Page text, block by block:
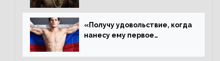
пауза», сообщает Стерлинг
ответил Сехудо
«Получу удовольствие, когда
нанесу ему первое
Иге – про бой с Евлоевым